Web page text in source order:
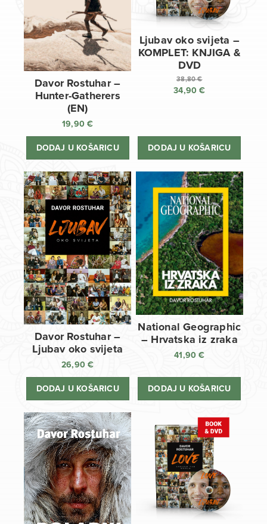
Davor Rostuhar –
Hunter-Gatherers
(EN)
19,90€
DODAJ U KOŠARICU
Ljubav oko svijeta –
KOMPLET: KNJIGA &
DVD
38,80€
Izvorna
38,80 €.
34,90€
34,90 €.
DODAJ U KOŠARICU
Davor Rostuhar –
Ljubav oko svijeta
26,90€
DODAJ U KOŠARICU
National Geographic
– Hrvatska iz zraka
41,90€
DODAJ U KOŠARICU